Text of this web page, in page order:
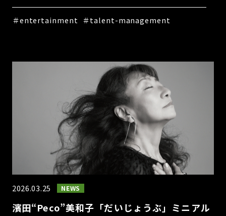
＃entertainment ＃talent-management
2026.03.25 NEWS
濱田“Peco”美和子「だいじょうぶ」ミニアル